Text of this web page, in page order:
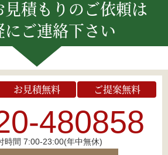
積もりのご依頼は
ご連絡下さい
お見積無料 ご提案無料
480858
時間 7:00-23:00(年中無休)